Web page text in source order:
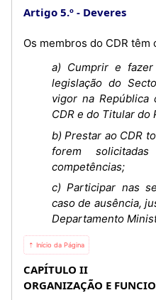
Artigo 5.º Deveres
Os membros do CDR
a) Cumprir e
legislação do
vigor na República
CDR e do Titular do
b) Prestar ao CDR
forem
competências;
c) Participar nas
caso de ausência,
Departamento
⇡ Início da Página
CAPÍTULO II
ORGANIZAÇÃO E